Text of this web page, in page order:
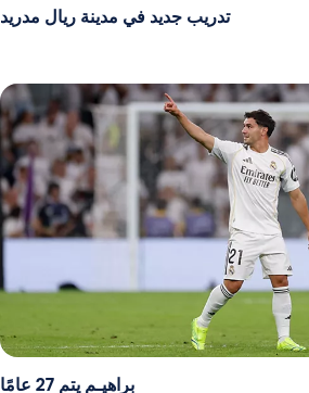
تدريب جديد في مدينة ريال مدريد
براهيـم يتم 27 عامًا